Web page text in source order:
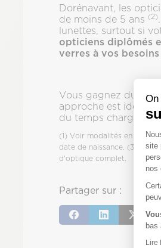
site
nos
bas
Lire
Dorénavant, les
de moins de 5 ans (2)
lunettes, surtout si
opticiens diplômés
verres à vos besoins
Vous gagnez du
approche est idéale
du temps chargé.
(1) Voir modalités en
date de naissance. (3) Test
d'optique complet.
Partager sur :